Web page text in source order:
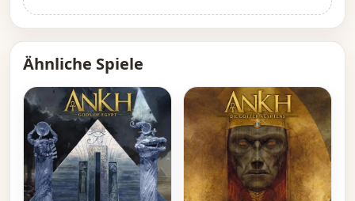
Ähnliche Spiele